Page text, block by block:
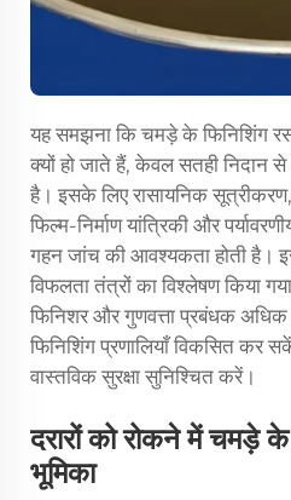
यह समझना कि चमड़े के फिनिशिंग
क्यों हो जाते हैं, केवल सतही
है। इसके लिए रासायनिक
फिल्म-निर्माण यांत्रिकी और
गहन जांच की आवश्यकता होती है।
विफलता तंत्रों का विश्लेषण किया गया
फिनिशर और गुणवत्ता प्रबंधक
फिनिशिंग प्रणालियाँ विकसित
वास्तविक सुरक्षा सुनिश्चित करें।
दरारों को रोकने में चमड़े
भूमिका